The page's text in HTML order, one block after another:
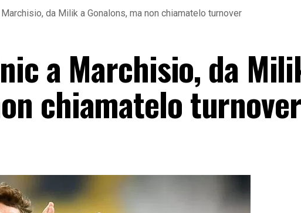
da Milik a Gonalons, ma non chiamatelo turnover
a Marchisio, da
chiamatelo turnover